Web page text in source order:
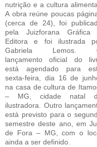
nutrição e a cultura
A obra reúne poucas
(cerca de 24), foi
pela Juizforana Gráfica
Editora e foi ilustrada
Gabriela Lemos.
lançamento oficial do
está agendado para
sexta-feira, dia 16 de
na casa de cultura de
– MG, cidade natal
ilustradora. Outro
está previsto para o
semestre deste ano, em
de Fora – MG, com o
ainda a ser definido.